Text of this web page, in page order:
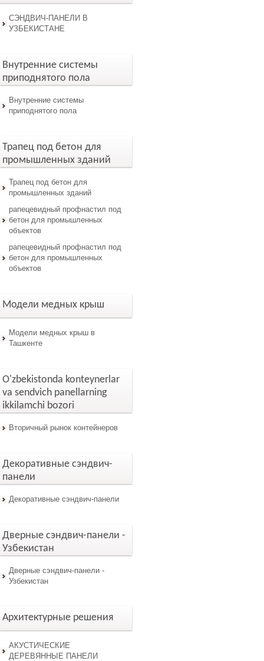
СЭНДВИЧ-ПАНЕЛИ В
УЗБЕКИСТАНЕ
Внутренние системы
приподнятого пола
Внутренние системы
приподнятого пола
Трапец под бетон для
промышленных зданий
Трапец под бетон для
промышленных зданий
рапецевидный профнастил под
бетон для промышленных
объектов
рапецевидный профнастил под
бетон для промышленных
объектов
Модели медных крыш
Модели медных крыш в
Ташкенте
O'zbekistonda konteynerlar
va sendvich panellarning
ikkilamchi bozori
Вторичный рынок контейнеров
Декоративные сэндвич-
панели
Декоративные сэндвич-панели
Дверные сэндвич-панели -
Узбекистан
Дверные сэндвич-панели -
Узбекистан
Архитектурные решения
АКУСТИЧЕСКИЕ
ДЕРЕВЯННЫЕ ПАНЕЛИ